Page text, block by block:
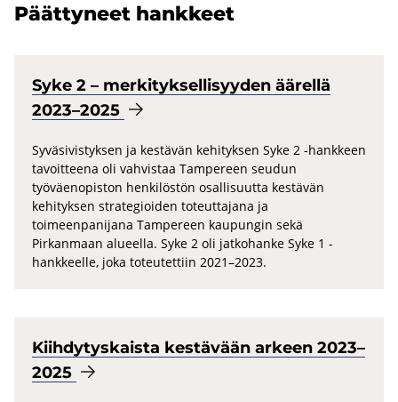
Päät­ty­neet hank­keet
Syke 2 – mer­ki­tyk­sel­li­syy­den ää­rel­lä
2023–2025
Syväsivistyksen ja kestävän kehityksen Syke 2 -hankkeen
tavoitteena oli vahvistaa Tampereen seudun
työväenopiston henkilöstön osallisuutta kestävän
kehityksen strategioiden toteuttajana ja
toimeenpanijana Tampereen kaupungin sekä
Pirkanmaan alueella. Syke 2 oli jatkohanke Syke 1 -
hankkeelle, joka toteutettiin 2021–2023.
Kiih­dy­tys­kais­ta kes­tä­vään ar­keen 2023–
2025